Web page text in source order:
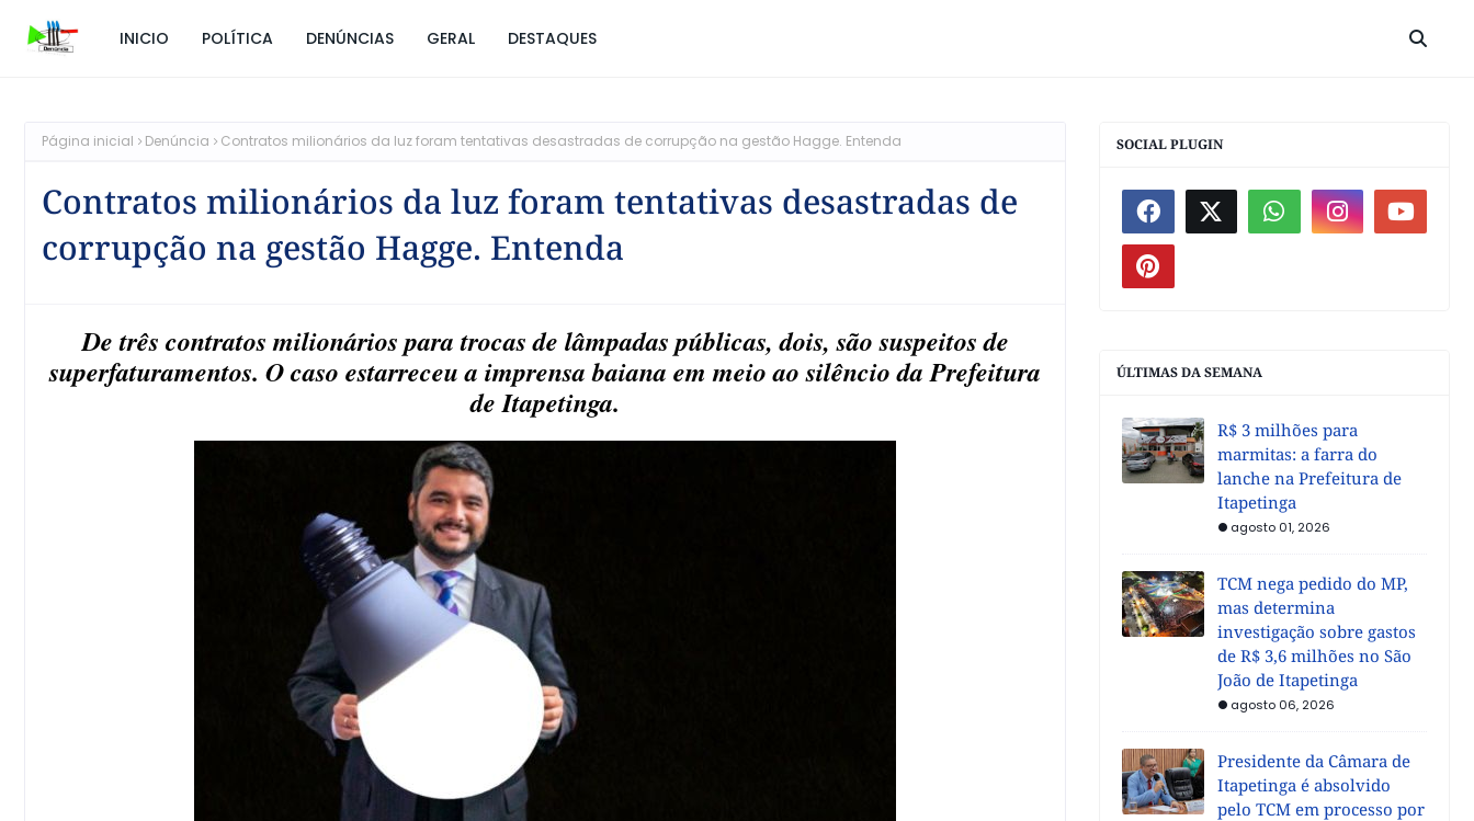
INICIO POLÍTICA DENÚNCIAS GERAL DESTAQUES
Página inicial Denúncia Contratos milionários da luz foram tentativas desastradas de corrupção na gestão Hagge. Entenda
Contratos milionários da luz foram tentativas desastradas de
corrupção na gestão Hagge. Entenda
De três contratos milionários para trocas de lâmpadas públicas, dois, são suspeitos de
superfaturamentos. O caso estarreceu a imprensa baiana em meio ao silêncio da Prefeitura
de Itapetinga.
SOCIAL PLUGIN
ÚLTIMAS DA SEMANA
R$ 3 milhões para
marmitas: a farra do
lanche na Prefeitura de
Itapetinga
agosto 01, 2026
TCM nega pedido do MP,
mas determina
investigação sobre gastos
de R$ 3,6 milhões no São
João de Itapetinga
agosto 06, 2026
Presidente da Câmara de
Itapetinga é absolvido
pelo TCM em processo por